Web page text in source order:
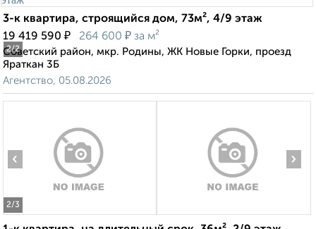
2/2
3-к квартира, строящийся дом, 73м², 4/9 этаж
19 419 590 ₽ 264 600 ₽ за м²
Советский район, мкр. Родины, ЖК Новые Горки, проезд
Яраткан 3Б
Агентство, 05.08.2026
2/3
‹ ›